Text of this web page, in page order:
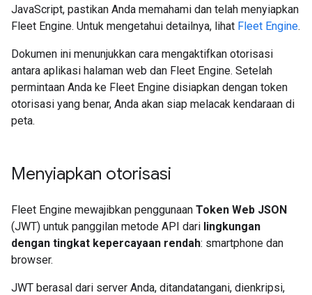
JavaScript, pastikan Anda memahami dan telah menyiapkan
Fleet Engine. Untuk mengetahui detailnya, lihat Fleet Engine.
Dokumen ini menunjukkan cara mengaktifkan otorisasi
antara aplikasi halaman web dan Fleet Engine. Setelah
permintaan Anda ke Fleet Engine disiapkan dengan token
otorisasi yang benar, Anda akan siap melacak kendaraan di
peta.
Menyiapkan otorisasi
Fleet Engine mewajibkan penggunaan Token Web JSON
(JWT) untuk panggilan metode API dari lingkungan
dengan tingkat kepercayaan rendah: smartphone dan
browser.
JWT berasal dari server Anda, ditandatangani, dienkripsi,